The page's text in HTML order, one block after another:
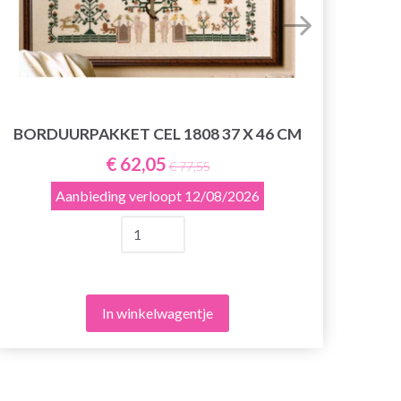
BORDUURPAKKET CEL 1808 37 X 46 CM
€ 62,05 € 77,55
Aanbieding verloopt 12/08/2026
In winkelwagentje